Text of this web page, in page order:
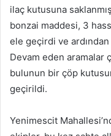
ilaç kutusuna
bonzai maddesi, 3
ele geçirdi ve ardından
Devam eden aramalar
bulunun bir çöp
geçirildi.
Yenimescit